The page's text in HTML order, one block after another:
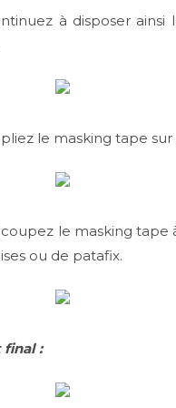
à disposer
le masking tape
le masking tape
ou de patafix.
final :